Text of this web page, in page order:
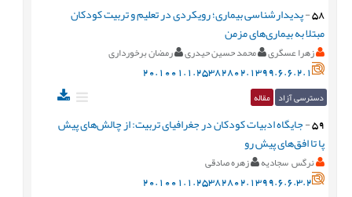
58
-پدیدارشناسی بیماری؛ رویکردی در تعلیم و تربیت کودکان
مبتلا به بیماری‌های مزمن
زهرا عسگری محمد حسین حیدری رمضان برخورداری
20.1001.1.25382802.1399.6.6.2.1
دسترسی آزاد مقاله
59
-جایگاه ادبیات کودکان در جغرافیای تربیت: از چالش‌های پیش
پا تا افق‌های پیش رو
نرگس سجادیه زهره صادقی
20.1001.1.25382802.1399.6.6.3.2